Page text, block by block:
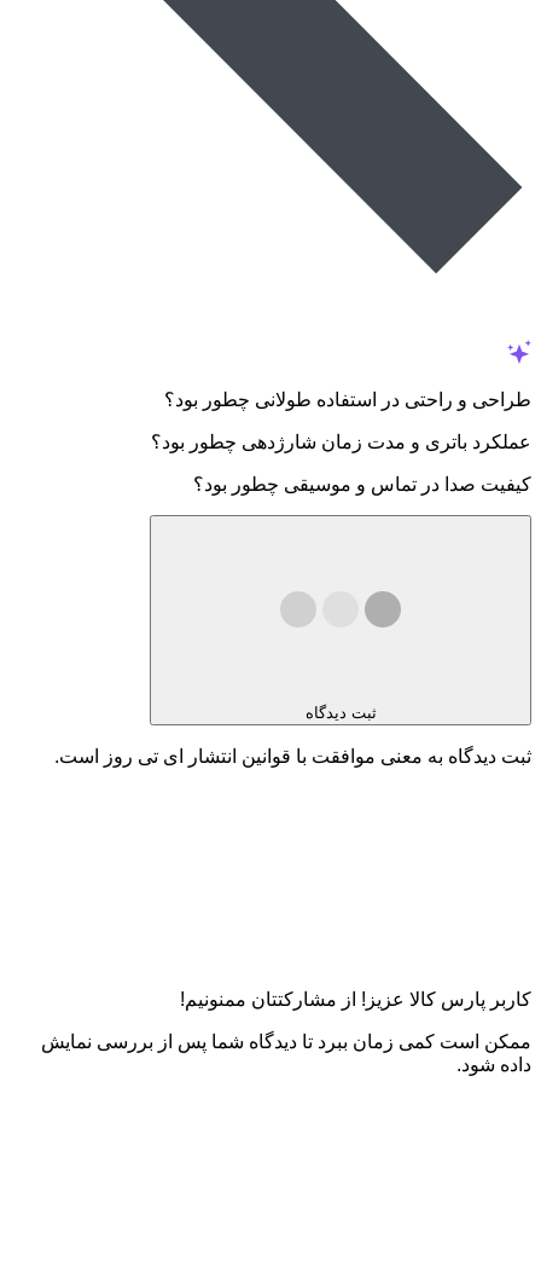
طراحی و راحتی در استفاده طولانی چطور بود؟
عملکرد باتری و مدت زمان شارژدهی چطور بود؟
کیفیت صدا در تماس و موسیقی چطور بود؟
ثبت دیدگاه
ثبت دیدگاه به معنی موافقت با قوانین انتشار ای تی روز است.
کاربر پارس کالا عزیز! از مشارکتتان ممنونیم!
ممکن است کمی زمان ببرد تا دیدگاه شما پس از بررسی نمایش
داده شود.